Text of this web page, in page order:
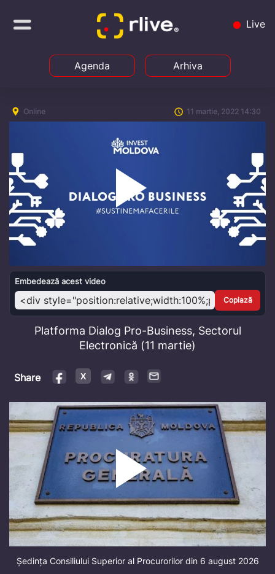
Live
Agenda Arhiva
Online 11 martie, 2022 14:30
Play
Video
Embedează acest video
Copiază
Platforma Dialog Pro-Business, Sectorul
Electronică (11 martie)
Share
Ședința Consiliului Superior al Procurorilor din 6 august 2026